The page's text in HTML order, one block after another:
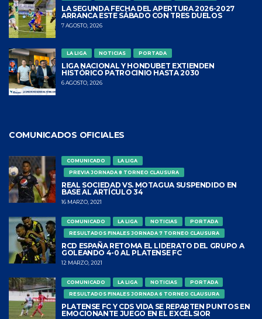
LA SEGUNDA FECHA DEL APERTURA 2026-2027
ARRANCA ESTE SÁBADO CON TRES DUELOS
7 AGOSTO, 2026
LA LIGA NOTICIAS PORTADA
LIGA NACIONAL Y HONDUBET EXTIENDEN
HISTÓRICO PATROCINIO HASTA 2030
6 AGOSTO, 2026
COMUNICADOS OFICIALES
COMUNICADO
LA LIGA
PREVIA JORNADA 8 TORNEO CLAUSURA
REAL SOCIEDAD VS. MOTAGUA SUSPENDIDO EN
BASE AL ARTÍCULO 34
16 MARZO, 2021
COMUNICADO LA LIGA NOTICIAS
PORTADA
RESULTADOS FINALES JORNADA 7 TORNEO CLAUSURA
RCD ESPAÑA RETOMA EL LIDERATO DEL GRUPO A
GOLEANDO 4-0 AL PLATENSE FC
12 MARZO, 2021
COMUNICADO LA LIGA NOTICIAS
PORTADA
RESULTADOS FINALES JORNADA 6 TORNEO CLAUSURA
PLATENSE FC Y CDS VIDA SE REPARTEN PUNTOS EN
EMOCIONANTE JUEGO EN EL EXCÉLSIOR